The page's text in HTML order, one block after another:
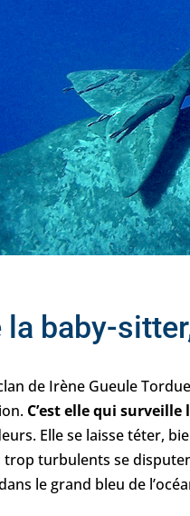
la baby-
de Irène Gueule
C’est elle qui
Elle se laisse téter,
turbulents se
le grand bleu de